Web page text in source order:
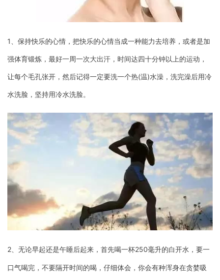
1、保持快乐的心情，把快乐的心情当成一种能力去培养，或者是加
强体育锻炼，最好一周一次大出汗，时间达四十分钟以上的运动，
让每个毛孔张开，然后记得一定要洗一个热(温)水澡，洗完澡后用冷
水洗脸，坚持用冷水洗脸。
2、无论早起还是午睡后起来，首先喝一杯250毫升的白开水，要一
口气喝完，不要隔开时间的喝，仔细体会，你会有种浑身在贪婪吸